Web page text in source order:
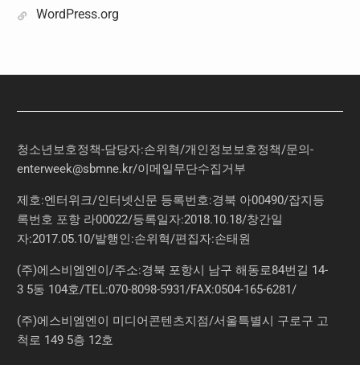
WordPress.org
청소년보호정책-담당자:손위혁/개인정보보호정책/문의-
enterweek@sbmne.kr/이메일무단수집거부
제호:엔터위크/인터넷신문 등록번호:경북 아00490/잡지등
록번호 포항 라00022/등록일자:2018.10.18/창간일
자:2017.05.10/발행인:손위혁/편집자:손태원
(주)에스비엠엔이/주소:경북 포항시 남구 해동로84번길 14-
3 5동 104호/TEL:070-8098-5931/FAX:0504-165-6281/
(주)에스비엠엔이 미디어콘텐츠지점/서울특별시 구로구 고
척로 149 5층 12호